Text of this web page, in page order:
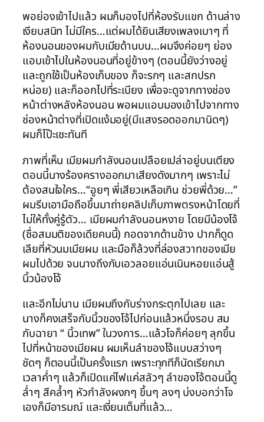
พอย่องเข้าไปแล้ว ผมก็มองไปที่ห้องรับแขก ด้านล่าง
เงียบสนิท ไม่มีใคร…แต่ผมได้ยินเสียงเพลงเบาๆ ที่
ห้องนอนของผมกับเมียด้านบน…ผมจึงค่อยๆ ย่อง
แอบเข้าไปในห้องนอนที่อยู่ข้างๆ (ตอนนี้ยังว่างอยู่
และถูกใช้เป็นห้องเก็บของ ก็จะรกๆ และสกปรก
หน่อย) และก็ออกไปที่ระเบียง เพื่อจะดูจากทางช่อง
หน้าต่างหลังห้องนอน พอผมแอบมองเข้าไปจากทาง
ช่องหน้าต่างที่เปิดแง้มอยู่(มีแสงรอดออกมานิดๆ)
ผมก็โป๊ะเชะทันที
ภาพที่เห็น เมียผมกำลังนอนเปลือยเปล่าอยู่บนเตียง
ตอนนี้นางร้องครางออกมาเสียงดังมากๆ เพราะไม่
ต้องสนใจใคร…“อูยๆ พี่เสียวเหลือเกิน ช่วยพี่ด้วย…”
ผมรีบเอามือถือขึ้นมาถ่ายคลิปเก็บภาพตรงหน้าโดยที่
ไม่ให้ทั้งคู่รู้ตัว… เมียผมกำลังนอนหงาย โดยมีน้องโจ้
(ชื่อสมมติของเดียคนนี้) กอดจากด้านข้าง ปากก็ดูด
เลียที่หัวนมเมียผม และมือก็ล้วงที่ล่องสวาทของเมีย
ผมไปด้วย จนนางถึงกับเอวลอยแอ่นเนินหอยแอ่นสู้
นิ้วน้องโจ้
และอีกไม่นาน เมียผมถึงกับร่างกระตุกไปเลย และ
นางก็คงเสร็จกับนิ้วของโจ้ไปก่อนแล้วหนึ่งรอบ สม
กับฉายา “ นิ้วเทพ” ในวงการ…แล้วโจก็ค่อยๆ ลุกขึ้น
ไปที่หน้าของเมียผม ผมเห็นลำของโจ้แบบสว่างๆ
ชัดๆ ก็ตอนนี้เป็นครั้งแรก เพราะทุกทีก็นัดเรียกมา
เวลาค่ำๆ แล้วก็เปิดแค่ไฟแค่สลัวๆ ลำของโจ้ตอนนี้ดู
ล่ำๆ สีคล้ำๆ หัวกำลังผงกๆ ขึ้นๆ ลงๆ บ่งบอกว่าโจ
เองก็มีอารมณ์ และเงี่ยนเต็มที่แล้ว…